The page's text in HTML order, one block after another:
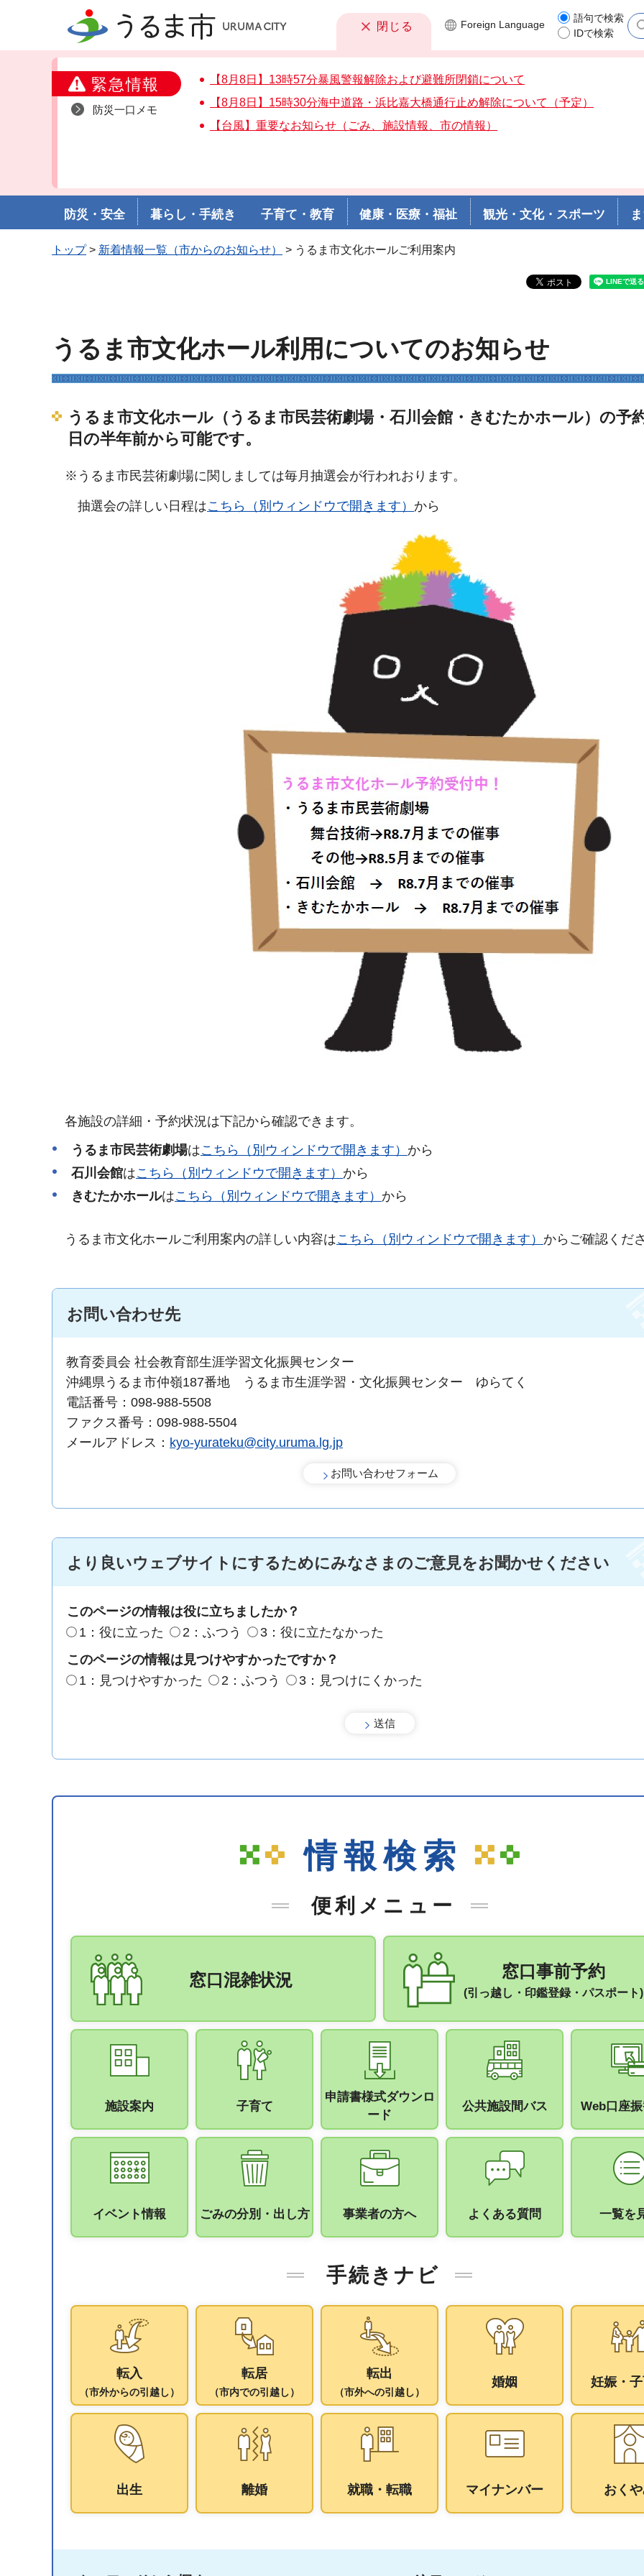
うるま市 閉じる
緊急情報
防災一口メモ
【8月8日】13時57分暴風警報解除および避難所閉鎖について
【8月8日】15時30分海中道路・浜比嘉大橋通行止め解除について（予定）
【台風】重要なお知らせ（ごみ、施設情報、市の情報）
Foreign Language
語句で検索
IDで検索
防災・安全 暮らし・手続き 子育て・教育 健康・医療・福祉 観光・文化・スポーツ
トップ> 新着情報一覧（市からのお知らせ） > うるま市文化ホールご利用案内
うるま市文化ホール利用についてのお知らせ
うるま市文化ホール（うるま市民芸術劇場・石川会館・きむたかホール）の予
日の半年前から可能です。
※うるま市民芸術劇場に関しましては毎月抽選会が行われおります。
抽選会の詳しい日程はこちら（別ウィンドウで開きます） から
各施設の詳細・予約状況は下記から確認できます。
うるま市民芸術劇場はこちら（別ウィンドウで開きます） から
石川会館はこちら（別ウィンドウで開きます） から
きむたかホールはこちら（別ウィンドウで開きます） から
うるま市文化ホールご利用案内の詳しい内容はこちら（別ウィンドウで開きます） からご確認くだ
お問い合わせ先
教育委員会 社会教育部生涯学習文化振興センター
沖縄県うるま市仲嶺187番地 うるま市生涯学習・文化振興センター ゆらてく
電話番号：098-988-5508
ファクス番号：098-988-5504
メールアドレス： kyo-yurateku@city.uruma.lg.jp
より良いウェブサイトにするためにみなさまのご意見をお聞かせください
このページの情報は役に立ちましたか？
1：役に立った
2：ふつう
3：役に立たなかった
このページの情報は見つけやすかったですか？
1：見つけやすかった
2：ふつう 3：見つけにくかった
情報検索
便利メニュー
窓口混雑状況 窓口事前予約
(引っ越し・印鑑登録・パスポート)
施設案内 子育て
申請書様式ダウンロ
ード
公共施設間バス Web口座
イベント情報 ごみの分別・出し方 事業者の方へ よくある質問 一覧を
手続きナビ
転入
（市外からの引越し）
転居
（市内での引越し）
転出
（市外への引越し）
婚姻 妊娠・
出生 離婚 就職・転職 マイナンバー おく